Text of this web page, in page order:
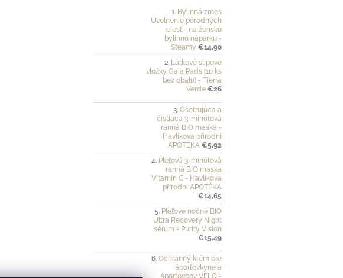
Bylinná zmes
Uvoľnenie pôrodných
ciest - na ženskú
bylinnú náparku -
Steamy €14,90
Látkové slipové
vložky Gaia Pads (10 ks
bez obalu) - Tierra
Verde €26
Ošetrujúca a
čistiaca 3-minútová
ranná BIO maska -
Havlíkova přírodní
APOTÉKA €5,92
Pleťová 3-minútová
ranná BIO maska
Vitamín C - Havlíkova
přírodní APOTÉKA
€14,65
Pleťové nočné BIO
Ultra Recovery Night
sérum - Purity Vision
€15,49
Ochranný krém pre
športovkyne a
športovcov VÉLO -